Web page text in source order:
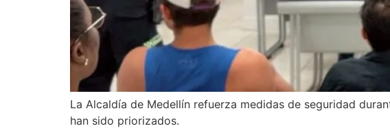
La Alcaldía de Medellín refuerza medidas de seguridad
han sido priorizados.